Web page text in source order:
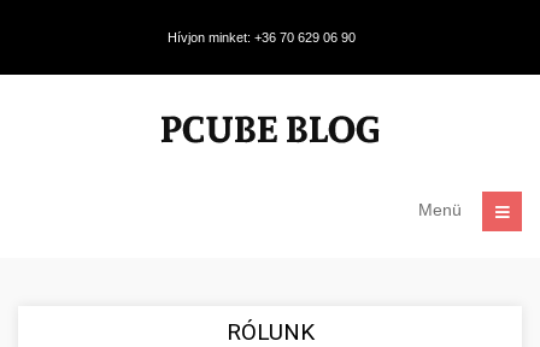
Hívjon minket: +36 70 629 06 90
Menü
RÓLUNK